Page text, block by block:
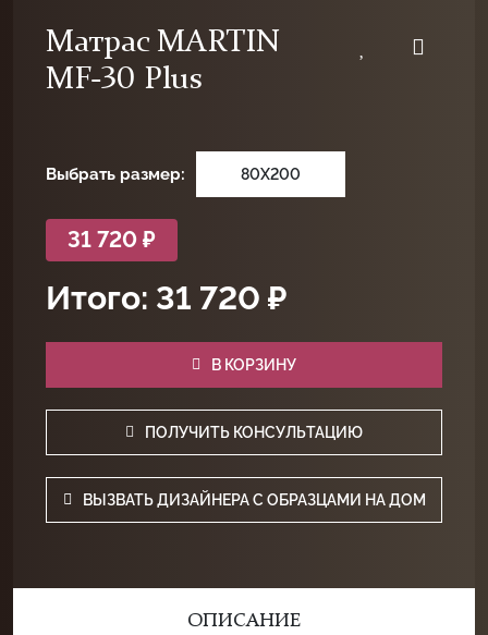
Матрас MARTIN
MF-30 Plus
Выбрать размер: 80X200
31 720 ₽
Итого: 31 720 ₽
В КОРЗИНУ
ПОЛУЧИТЬ КОНСУЛЬТАЦИЮ
ВЫЗВАТЬ ДИЗАЙНЕРА С ОБРАЗЦАМИ НА ДОМ
ОПИСАНИЕ